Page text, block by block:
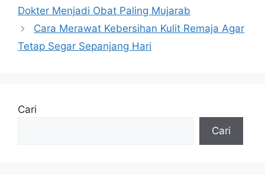
Dokter Menjadi Obat Paling Mujarab
Cara Merawat Kebersihan Kulit Remaja Agar
Tetap Segar Sepanjang Hari
Cari
Cari